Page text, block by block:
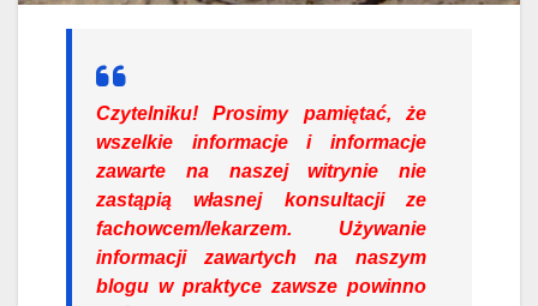
Czytelniku! Prosimy pamiętać, że
wszelkie informacje i informacje
zawarte na naszej witrynie nie
zastąpią własnej konsultacji ze
fachowcem/lekarzem. Używanie
informacji zawartych na naszym
blogu w praktyce zawsze powinno